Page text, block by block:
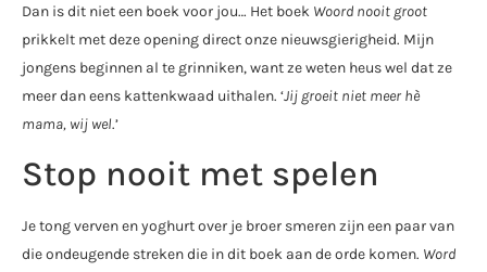
Dan is dit niet een boek voor jou… Het boek Woord nooit groot
prikkelt met deze opening direct onze nieuwsgierigheid. Mijn
jongens beginnen al te grinniken, want ze weten heus wel dat ze
meer dan eens kattenkwaad uithalen. ‘Jij groeit niet meer hè
mama, wij wel.’
Stop nooit met spelen
Je tong verven en yoghurt over je broer smeren zijn een paar van
die ondeugende streken die in dit boek aan de orde komen. Word